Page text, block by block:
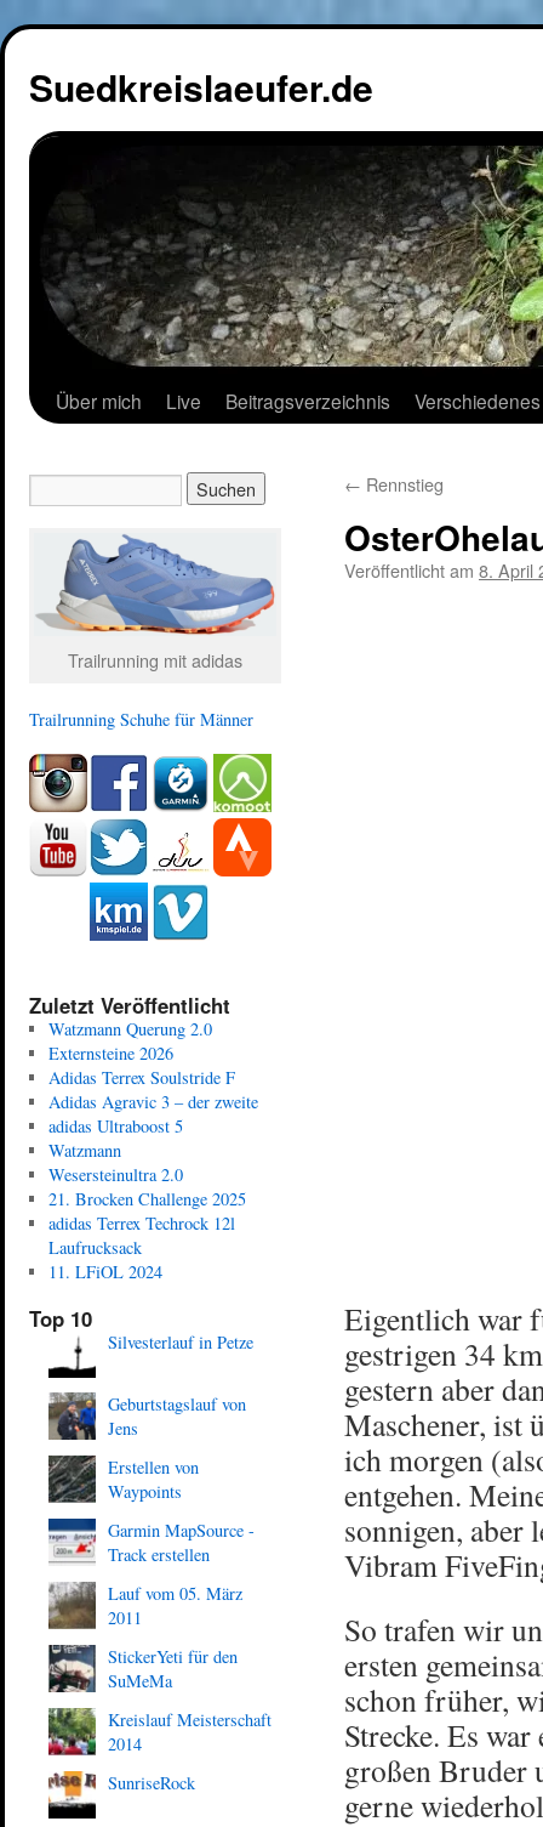
Suedkreislaeufer.de
Über mich Live Beitragsverzeichnis Verschiedenes
← Rennstieg
Veröffentlicht am 8. April
Eigentlich war
gestrigen 34
gestern aber
Maschener, ist
ich morgen
entgehen.
sonnigen, aber
Vibram
So trafen wir
ersten
schon früher,
Strecke. Es
großen Bruder
gerne
Trailrunning mit adidas
Trailrunning Schuhe für Männer
Zuletzt Veröffentlicht
Watzmann Querung 2.0
Externsteine 2026
Adidas Terrex Soulstride F
Adidas Agravic 3 – der zweite
adidas Ultraboost 5
Watzmann
Wesersteinultra 2.0
21. Brocken Challenge 2025
adidas Terrex Techrock 12l
Laufrucksack
11. LFiOL 2024
Top 10
Silvesterlauf in Petze
Geburtstagslauf von
Jens
Erstellen von
Waypoints
Garmin MapSource -
Track erstellen
Lauf vom 05. März
2011
StickerYeti für den
SuMeMa
Kreislauf Meisterschaft
2014
SunriseRock